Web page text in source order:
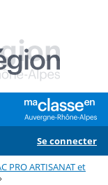
Se connecter
PRO ARTISANAT et
›